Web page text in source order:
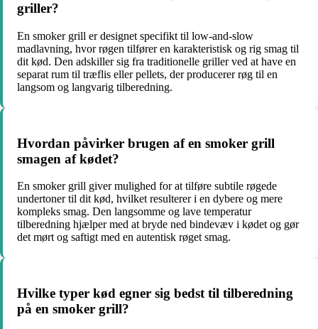
griller?
En smoker grill er designet specifikt til low-and-slow
madlavning, hvor røgen tilfører en karakteristisk og rig smag til
dit kød. Den adskiller sig fra traditionelle griller ved at have en
separat rum til træflis eller pellets, der producerer røg til en
langsom og langvarig tilberedning.
Hvordan påvirker brugen af en smoker grill
smagen af kødet?
En smoker grill giver mulighed for at tilføre subtile røgede
undertoner til dit kød, hvilket resulterer i en dybere og mere
kompleks smag. Den langsomme og lave temperatur
tilberedning hjælper med at bryde ned bindevæv i kødet og gør
det mørt og saftigt med en autentisk røget smag.
Hvilke typer kød egner sig bedst til tilberedning
på en smoker grill?